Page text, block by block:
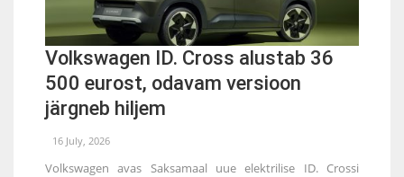
Volkswagen ID. Cross alustab 36
500 eurost, odavam versioon
järgneb hiljem
16 July, 2026
Volkswagen avas Saksamaal uue elektrilise ID. Crossi